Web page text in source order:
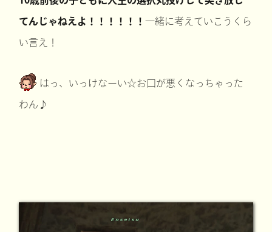
てんじゃねえよ！！！！！！一緒に考えていこうくら
い言え！
はっ、いっけなーい☆お口が悪くなっちゃった
わん♪